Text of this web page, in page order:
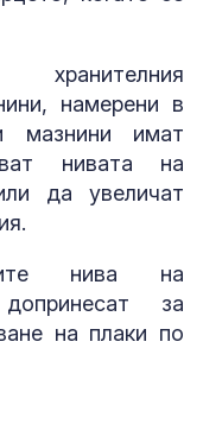
хранителния
намерени в
мазнини имат
нивата на
да увеличат
нива на
за
на плаки по